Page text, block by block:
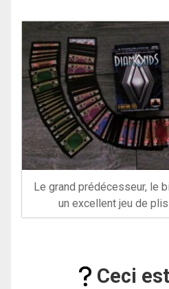
Le grand prédécesseur, le
un excellent jeu de
Ceci